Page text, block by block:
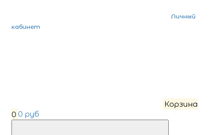
Личный
кабинет
Корзина
0 0 руб